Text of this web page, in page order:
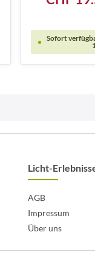
Sofort
Licht-
AGB
Impressum
Über uns